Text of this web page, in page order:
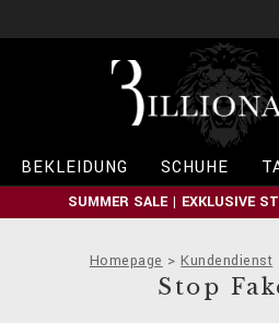
BEKLEIDUNG SCHUHE
SUMMER SALE | EXKLUSIVE
Homepage Kundendienst
Stop